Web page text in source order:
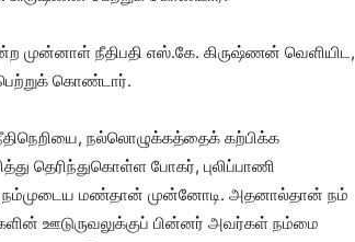
முன்னாள் நீதிபதி எஸ்.கே. கிருஷ்ணன் வெளியிட,
கொண்டார்.
நல்லொழுக்கத்தைக் கற்பிக்க
தெரிந்துகொள்ள போகர், புலிப்பாணி
நம்முடைய மண்தான் முன்னோடி. அதனால்தான் நம்
ஊடுருவலுக்குப் பின்னர் அவர்கள் நம்மை